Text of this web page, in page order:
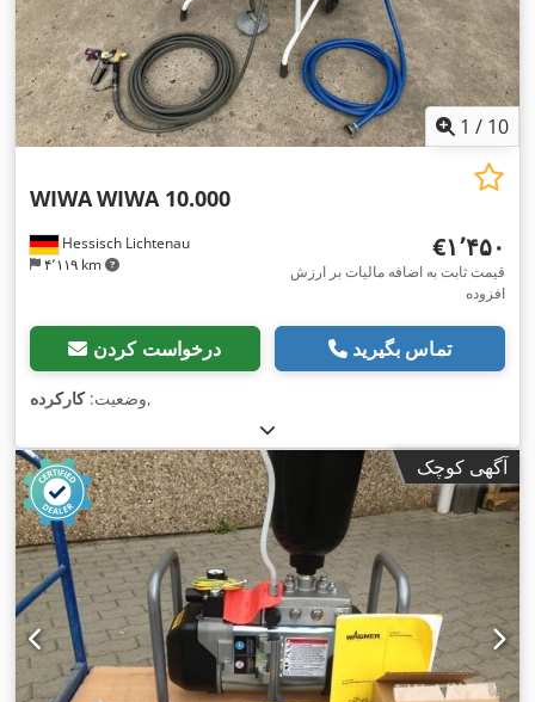
1 / 10
Hessisch Lichtenau
۴٬۱۱۹ km
WIWAWIWA 10.000
‎€۱٬۴۵۰
قیمت ثابت به اضافه مالیات بر ارزش
افزوده
درخواست کردن تماس بگیرید
وضعیت:کارکرده ,
آگهی کوچک